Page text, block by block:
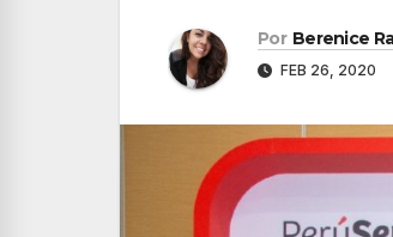
Por Berenice
FEB 26, 2020